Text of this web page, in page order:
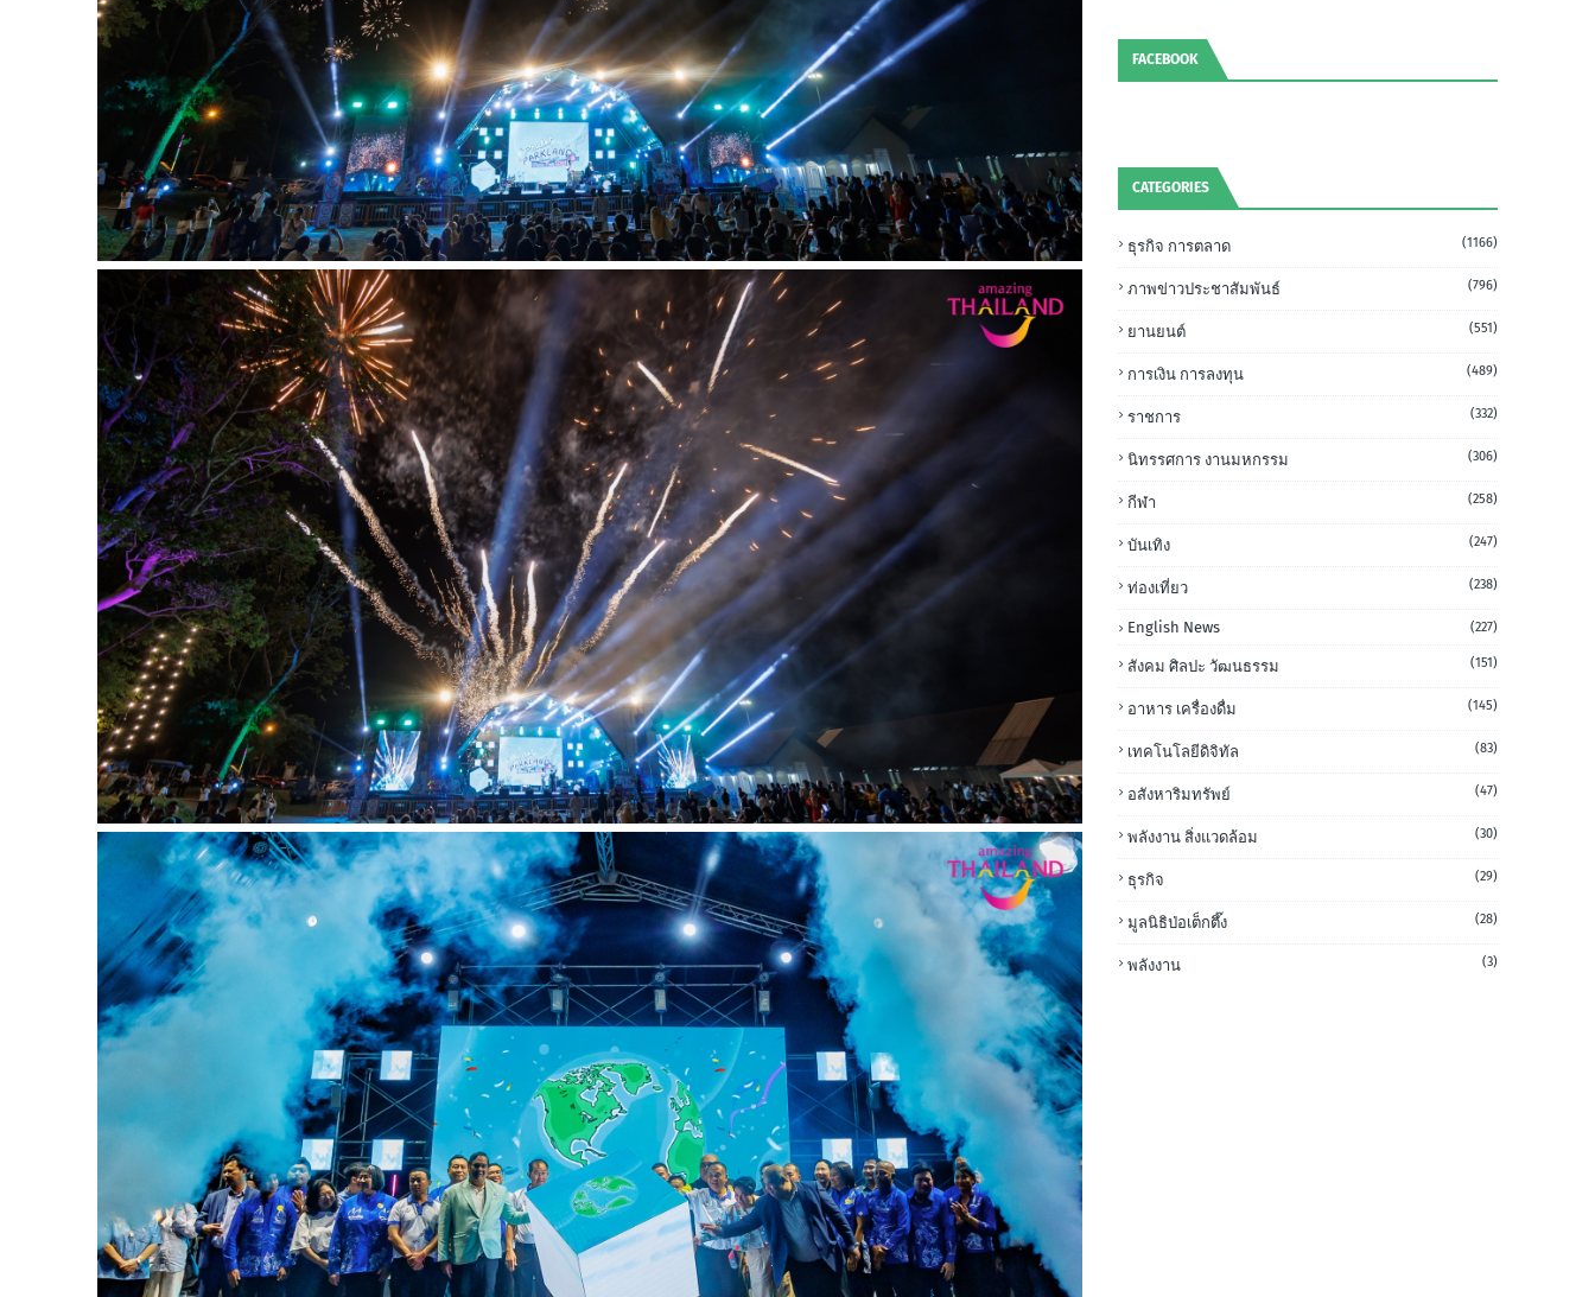
FACEBOOK
CATEGORIES
ธุรกิจ การตลาด (1166)
ภาพข่าวประชาสัมพันธ์ (796)
ยานยนต์ (551)
การเงิน การลงทุน (489)
ราชการ (332)
นิทรรศการ งานมหกรรม (306)
กีฬา (258)
บันเทิง (247)
ท่องเที่ยว (238)
English News (227)
สังคม ศิลปะ วัฒนธรรม (151)
อาหาร เครื่องดื่ม (145)
เทคโนโลยีดิจิทัล (83)
อสังหาริมทรัพย์ (47)
พลังงาน สิ่งแวดล้อม (30)
ธุรกิจ (29)
มูลนิธิป่อเต็กตึ๊ง (28)
พลังงาน (3)